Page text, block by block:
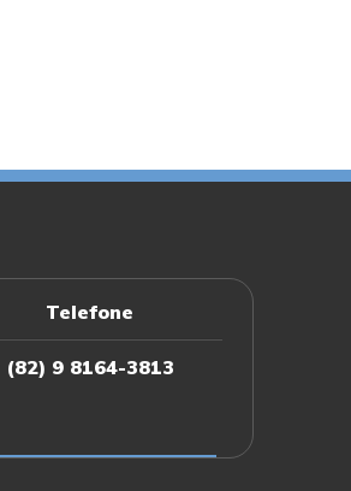
Telefone
(82) 9 8164-3813